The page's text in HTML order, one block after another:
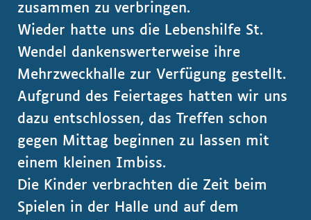
zusammen zu verbringen.
Wieder hatte uns die Lebenshilfe St.
Wendel dankenswerterweise ihre
Mehrzweckhalle zur Verfügung gestellt.
Aufgrund des Feiertages hatten wir uns
dazu entschlossen, das Treffen schon
gegen Mittag beginnen zu lassen mit
einem kleinen Imbiss.
Die Kinder verbrachten die Zeit beim
Spielen in der Halle und auf dem